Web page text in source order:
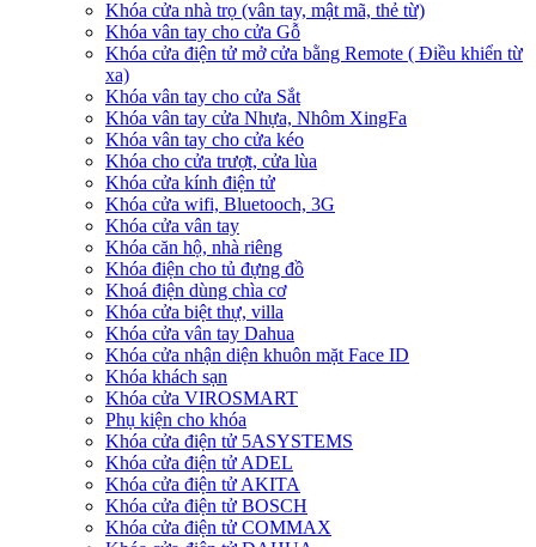
Khóa cửa nhà trọ (vân tay, mật mã, thẻ từ)
Khóa vân tay cho cửa Gỗ
Khóa cửa điện tử mở cửa bằng Remote ( Điều khiển từ
xa)
Khóa vân tay cho cửa Sắt
Khóa vân tay cửa Nhựa, Nhôm XingFa
Khóa vân tay cho cửa kéo
Khóa cho cửa trượt, cửa lùa
Khóa cửa kính điện tử
Khóa cửa wifi, Bluetooch, 3G
Khóa cửa vân tay
Khóa căn hộ, nhà riêng
Khóa điện cho tủ đựng đồ
Khoá điện dùng chìa cơ
Khóa cửa biệt thự, villa
Khóa cửa vân tay Dahua
Khóa cửa nhận diện khuôn mặt Face ID
Khóa khách sạn
Khóa cửa VIROSMART
Phụ kiện cho khóa
Khóa cửa điện tử 5ASYSTEMS
Khóa cửa điện tử ADEL
Khóa cửa điện tử AKITA
Khóa cửa điện tử BOSCH
Khóa cửa điện tử COMMAX